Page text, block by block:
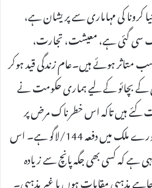
کی مہاماری سے پریشان ہے،
سی گئی ہے، معیشت، تجارت،
ہوئے ہیں۔عام زندگی قید ہوکر
کے بچائو کے لیے ہماری حکومت نے
کئے ہیں تاکہ اس خطرناک مرض پر
کنٹرول ہو سکے۔ پورے ملک میں دفعہ 144/لاگو ہے۔ اس
ہے کہ کسی بھی جگہ پانچ سے زیادہ
مذہبی مقامات ہوں یا غیر مذہبی۔